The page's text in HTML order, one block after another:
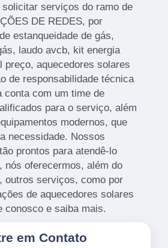
serviços do ramo de
DE REDES, por
estanqueidade de gás,
laudo avcb, kit energia
preço, aquecedores solares
de responsabilidade técnica
conta com um time de
para o serviço, além
modernos, que
necessidade. Nossos
prontos para atendê-lo
nós oferecermos, além do
outros serviços, como por
de aquecedores solares
conosco e saiba mais.
em Contato